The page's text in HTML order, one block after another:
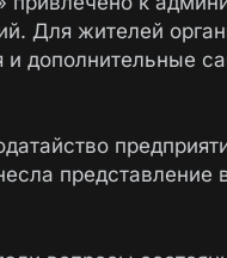
Для жителей
дополнительные